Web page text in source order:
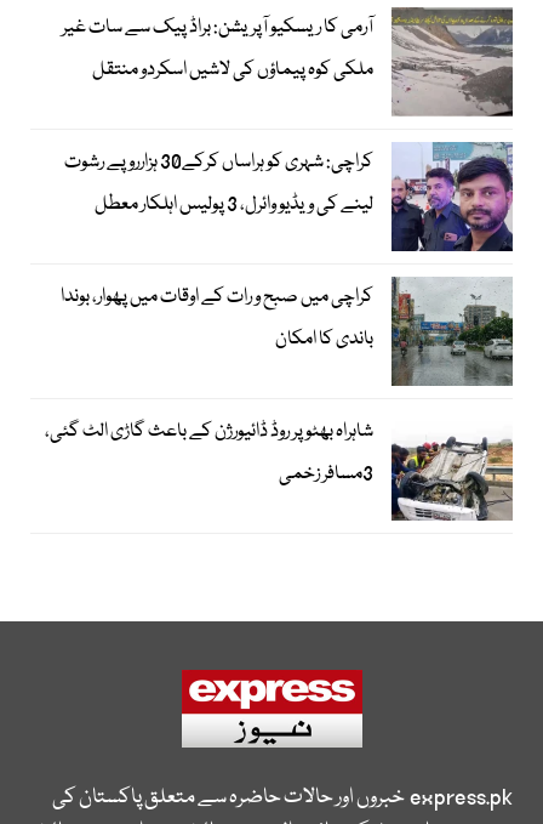
آرمی کا ریسکیو آپریشن: براڈ پیک سے سات غیر
ملکی کوہ پیماؤں کی لاشیں اسکردو منتقل
کراچی: شہری کو ہراساں کرکے30 ہزارروپے رشوت
لینے کی ویڈیو وائرل، 3 پولیس اہلکار معطل
کراچی میں صبح و رات کے اوقات میں پھوار، بوندا
باندی کا امکان
شاہراہ بھٹو پر روڈ ڈائیورژن کے باعث گاڑی الٹ گئی،
3مسافر زخمی
express.pkخبروں اور حالات حاضرہ سے متعلق پاکستان کی